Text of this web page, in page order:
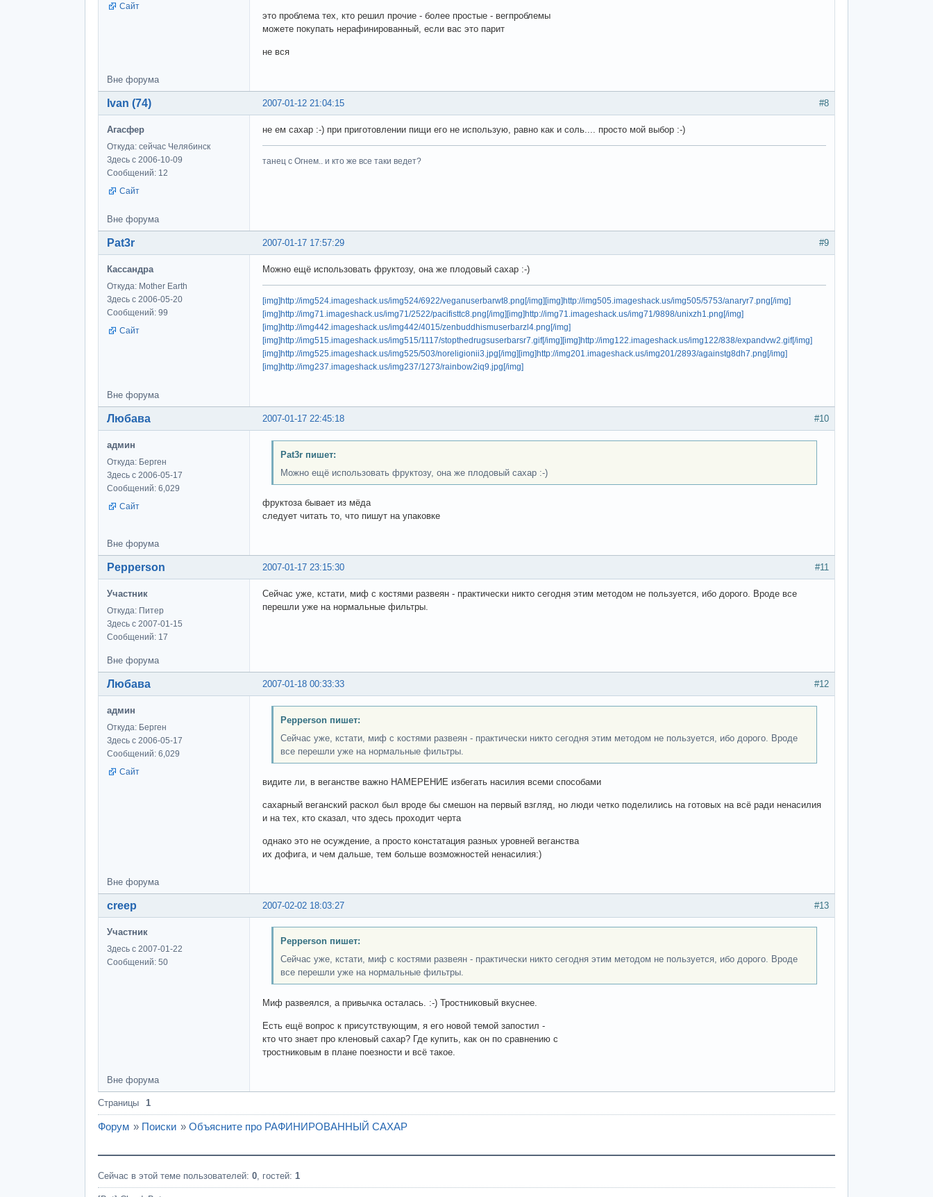
Сайт
это проблема тех, кто решил прочие - более простые - вегпроблемы
можете покупать нерафинированный, если вас это парит
не вся
Вне форума
#8
2007-01-12 21:04:15
Ivan (74)
Агасфер
Откуда: сейчас Челябинск
Здесь с 2006-10-09
Сообщений: 12
Сайт
не ем сахар :-) при приготовлении пищи его не использую, равно как и соль.... просто мой выбор :-)
танец с Огнем.. и кто же все таки ведет?
Вне форума
#9
2007-01-17 17:57:29
Pat3r
Кассандра
Откуда: Mother Earth
Здесь с 2006-05-20
Сообщений: 99
Сайт
Можно ещё использовать фруктозу, она же плодовый сахар :-)
[img]http://img524.imageshack.us/img524/6922/veganuserbarwt8.png[/img] [img]http://img505.imageshack.us/img505/5753/anaryr7.png[/img]
[img]http://img71.imageshack.us/img71/2522/pacifisttc8.png[/img] [img]http://img71.imageshack.us/img71/9898/unixzh1.png[/img]
[img]http://img442.imageshack.us/img442/4015/zenbuddhismuserbarzl4.png[/img]
[img]http://img515.imageshack.us/img515/1117/stopthedrugsuserbarsr7.gif[/img] [img]http://img122.imageshack.us/img122/838/expandvw2.gif[/img]
[img]http://img525.imageshack.us/img525/503/noreligionii3.jpg[/img] [img]http://img201.imageshack.us/img201/2893/againstg8dh7.png[/img]
[img]http://img237.imageshack.us/img237/1273/rainbow2iq9.jpg[/img]
Вне форума
#10
2007-01-17 22:45:18
Любава
админ
Откуда: Берген
Здесь с 2006-05-17
Сообщений: 6,029
Сайт
Pat3r пишет:
Можно ещё использовать фруктозу, она же плодовый сахар :-)
фруктоза бывает из мёда
следует читать то, что пишут на упаковке
Вне форума
#11
2007-01-17 23:15:30
Pepperson
Участник
Откуда: Питер
Здесь с 2007-01-15
Сообщений: 17
Сейчас уже, кстати, миф с костями развеян - практически никто сегодня этим методом не пользуется, ибо дорого. Вроде все
перешли уже на нормальные фильтры.
Вне форума
#12
2007-01-18 00:33:33
Любава
админ
Откуда: Берген
Здесь с 2006-05-17
Сообщений: 6,029
Сайт
Pepperson пишет:
Сейчас уже, кстати, миф с костями развеян - практически никто сегодня этим методом не пользуется, ибо дорого. Вроде
все перешли уже на нормальные фильтры.
видите ли, в веганстве важно НАМЕРЕНИЕ избегать насилия всеми способами
сахарный веганский раскол был вроде бы смешон на первый взгляд, но люди четко поделились на готовых на всё ради ненасилия
и на тех, кто сказал, что здесь проходит черта
однако это не осуждение, а просто констатация разных уровней веганства
их дофига, и чем дальше, тем больше возможностей ненасилия:)
Вне форума
#13
2007-02-02 18:03:27
creep
Участник
Здесь с 2007-01-22
Сообщений: 50
Pepperson пишет:
Сейчас уже, кстати, миф с костями развеян - практически никто сегодня этим методом не пользуется, ибо дорого. Вроде
все перешли уже на нормальные фильтры.
Миф развеялся, а привычка осталась. :-) Тростниковый вкуснее.
Есть ещё вопрос к присутствующим, я его новой темой запостил -
кто что знает про кленовый сахар? Где купить, как он по сравнению с
тростниковым в плане поезности и всё такое.
Вне форума
Страницы 1
Форум » Поиски » Объясните про РАФИНИРОВАННЫЙ САХАР
Сейчас в этой теме пользователей: 0 , гостей: 1